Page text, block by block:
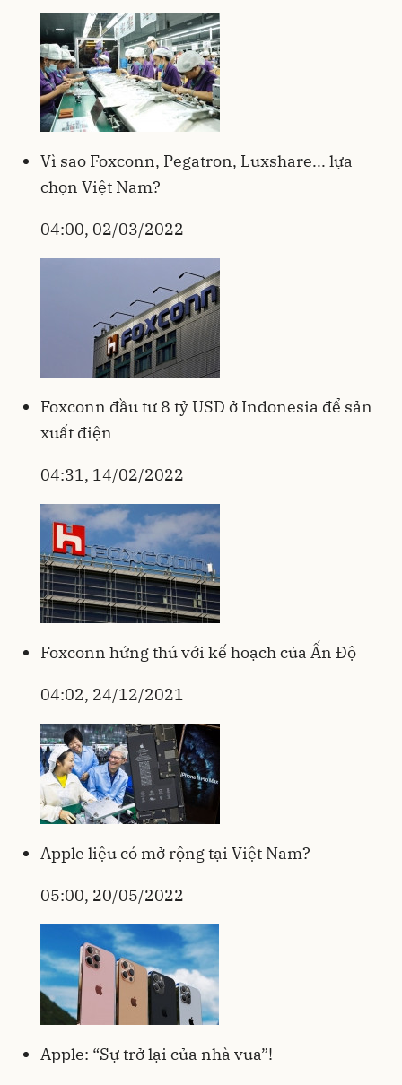
Vì sao Foxconn, Pegatron, Luxshare... lựa
chọn Việt Nam?
04:00, 02/03/2022
Foxconn đầu tư 8 tỷ USD ở Indonesia để sản
xuất điện
04:31, 14/02/2022
Foxconn hứng thú với kế hoạch của Ấn Độ
04:02, 24/12/2021
Apple liệu có mở rộng tại Việt Nam?
05:00, 20/05/2022
Apple: “Sự trở lại của nhà vua”!